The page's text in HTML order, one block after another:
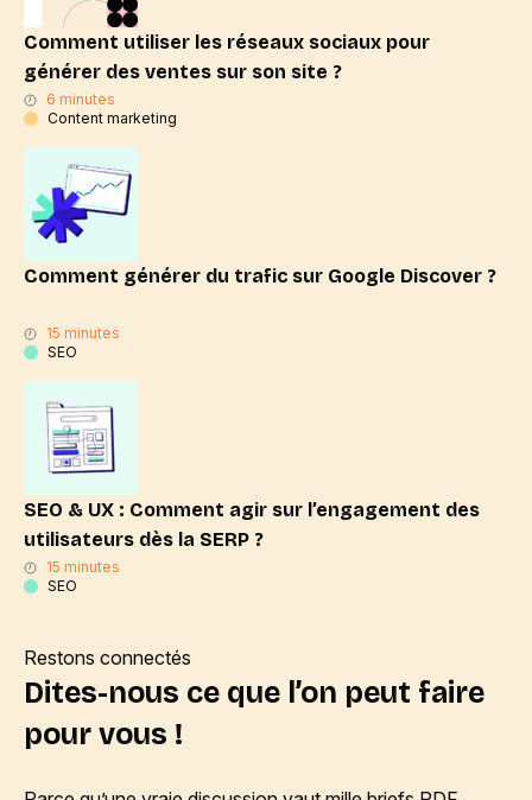
Comment utiliser les réseaux sociaux pour
générer des ventes sur son site ?
6 minutes
Content marketing
Comment générer du trafic sur Google Discover ?
15 minutes
SEO
SEO & UX : Comment agir sur l’engagement des
utilisateurs dès la SERP ?
15 minutes
SEO
Restons connectés
Dites-nous ce que l’on peut faire
pour vous !